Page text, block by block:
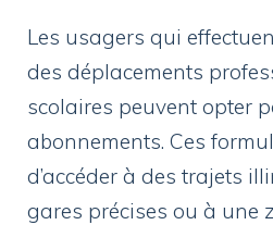
Les usagers qui
des déplacements
scolaires peuvent opter
abonnements. Ces
d’accéder à des trajets
gares précises ou à une